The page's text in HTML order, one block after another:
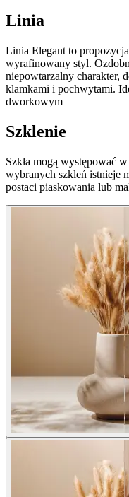
Linia
Linia Elegant to
wyrafinowany styl.
niepowtarzalny charakter,
klamkami i pochwytami.
dworkowym
Szklenie
Szkła mogą występować
wybranych szkleń istnieje
postaci piaskowania lub